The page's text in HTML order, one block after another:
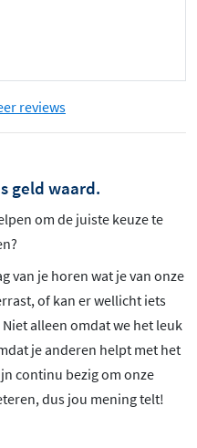
reviews
geld waard.
om de juiste keuze te
van je horen wat je van onze
of kan er wellicht iets
alleen omdat we het leuk
je anderen helpt met het
continu bezig om onze
dus jou mening telt!